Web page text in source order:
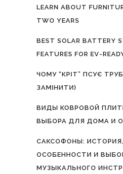
LEARN ABOUT
TWO YEARS
BEST SOLAR BATTERY
FEATURES FOR EV-
ЧОМУ “КРІТ” ПСУЄ
ЗАМІНИТИ)
ВИДЫ КОВРОВОЙ
ВЫБОРА ДЛЯ ДОМА И
САКСОФОНЫ:
ОСОБЕННОСТИ И
МУЗЫКАЛЬНОГО